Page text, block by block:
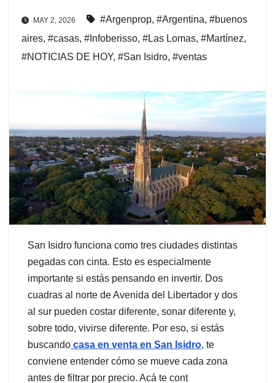
MAY 2, 2026 #Argenprop, #Argentina, #buenos
aires, #casas, #Infoberisso, #Las Lomas, #Martínez,
#NOTICIAS DE HOY, #San Isidro, #ventas
San Isidro funciona como tres ciudades distintas
pegadas con cinta. Esto es especialmente
importante si estás pensando en invertir. Dos
cuadras al norte de Avenida del Libertador y dos
al sur pueden costar diferente, sonar diferente y,
sobre todo, vivirse diferente. Por eso, si estás
buscando casa en venta en San Isidro, te
conviene entender cómo se mueve cada zona
antes de filtrar por precio. Acá te cont